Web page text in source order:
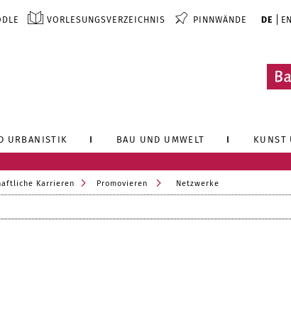
VORLESUNGSVERZEICHNIS PINNWÄNDE DE EN
URBANISTIK BAU UND UMWELT KUNST
Karrieren Promovieren Netzwerke